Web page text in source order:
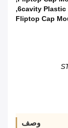
6cavity Plastic
,
Fliptop Cap
وصف